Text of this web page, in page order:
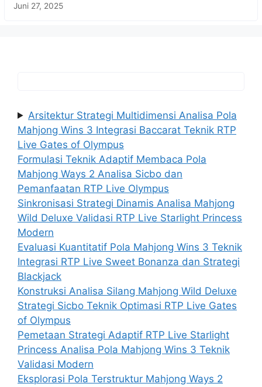
Juni 27, 2025
Arsitektur Strategi Multidimensi Analisa Pola
Mahjong Wins 3 Integrasi Baccarat Teknik RTP
Live Gates of Olympus
Formulasi Teknik Adaptif Membaca Pola
Mahjong Ways 2 Analisa Sicbo dan
Pemanfaatan RTP Live Olympus
Sinkronisasi Strategi Dinamis Analisa Mahjong
Wild Deluxe Validasi RTP Live Starlight Princess
Modern
Evaluasi Kuantitatif Pola Mahjong Wins 3 Teknik
Integrasi RTP Live Sweet Bonanza dan Strategi
Blackjack
Konstruksi Analisa Silang Mahjong Wild Deluxe
Strategi Sicbo Teknik Optimasi RTP Live Gates
of Olympus
Pemetaan Strategi Adaptif RTP Live Starlight
Princess Analisa Pola Mahjong Wins 3 Teknik
Validasi Modern
Eksplorasi Pola Terstruktur Mahjong Ways 2